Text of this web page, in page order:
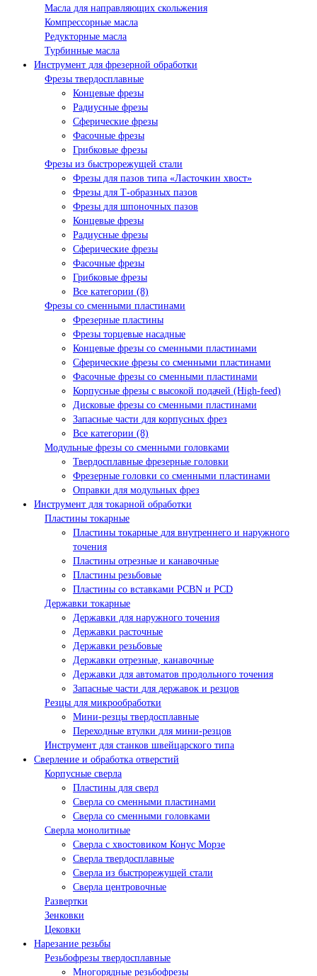
Масла для направляющих скольжения
Компрессорные масла
Редукторные масла
Турбинные масла
Инструмент для фрезерной обработки
Фрезы твердосплавные
Концевые фрезы
Радиусные фрезы
Сферические фрезы
Фасочные фрезы
Грибковые фрезы
Фрезы из быстрорежущей стали
Фрезы для пазов типа «Ласточкин хвост»
Фрезы для Т-образных пазов
Фрезы для шпоночных пазов
Концевые фрезы
Радиусные фрезы
Сферические фрезы
Фасочные фрезы
Грибковые фрезы
Все категории (8)
Фрезы со сменными пластинами
Фрезерные пластины
Фрезы торцевые насадные
Концевые фрезы со сменными пластинами
Сферические фрезы со сменными пластинами
Фасочные фрезы со сменными пластинами
Корпусные фрезы с высокой подачей (High-feed)
Дисковые фрезы со сменными пластинами
Запасные части для корпусных фрез
Все категории (8)
Модульные фрезы со сменными головками
Твердосплавные фрезерные головки
Фрезерные головки со сменными пластинами
Оправки для модульных фрез
Инструмент для токарной обработки
Пластины токарные
Пластины токарные для внутреннего и наружного
точения
Пластины отрезные и канавочные
Пластины резьбовые
Пластины со вставками PCBN и PCD
Державки токарные
Державки для наружного точения
Державки расточные
Державки резьбовые
Державки отрезные, канавочные
Державки для автоматов продольного точения
Запасные части для державок и резцов
Резцы для микрообработки
Мини-резцы твердосплавные
Переходные втулки для мини-резцов
Инструмент для станков швейцарского типа
Сверление и обработка отверстий
Корпусные сверла
Пластины для сверл
Сверла со сменными пластинами
Сверла со сменными головками
Сверла монолитные
Сверла с хвостовиком Конус Морзе
Сверла твердосплавные
Сверла из быстрорежущей стали
Сверла центровочные
Развертки
Зенковки
Цековки
Нарезание резьбы
Резьбофрезы твердосплавные
Многорядные резьбофрезы